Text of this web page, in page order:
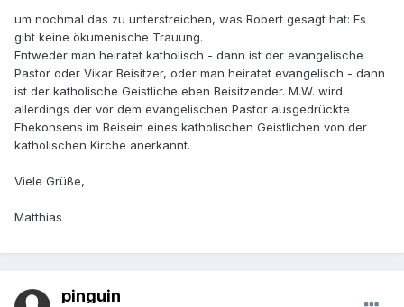
um nochmal das zu unterstreichen, was Robert gesagt hat: Es
gibt keine ökumenische Trauung.
Entweder man heiratet katholisch - dann ist der evangelische
Pastor oder Vikar Beisitzer, oder man heiratet evangelisch - dann
ist der katholische Geistliche eben Beisitzender. M.W. wird
allerdings der vor dem evangelischen Pastor ausgedrückte
Ehekonsens im Beisein eines katholischen Geistlichen von der
katholischen Kirche anerkannt.
Viele Grüße,
Matthias
pinguin